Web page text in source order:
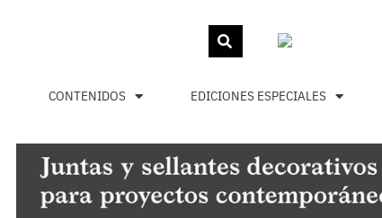
CONTENIDOS EDICIONES ESPECIALES